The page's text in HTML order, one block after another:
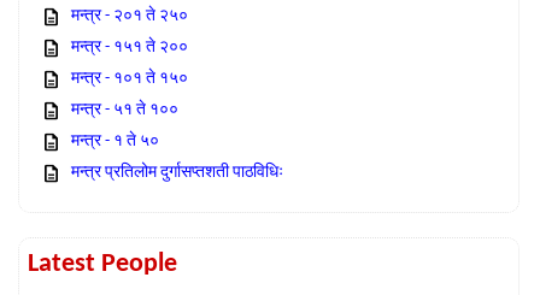
मन्त्र - २०१ ते २५०
मन्त्र - १५१ ते २००
मन्त्र - १०१ ते १५०
मन्त्र - ५१ ते १००
मन्त्र - १ ते ५०
मन्त्र प्रतिलोम दुर्गासप्तशती पाठविधिः
Latest People